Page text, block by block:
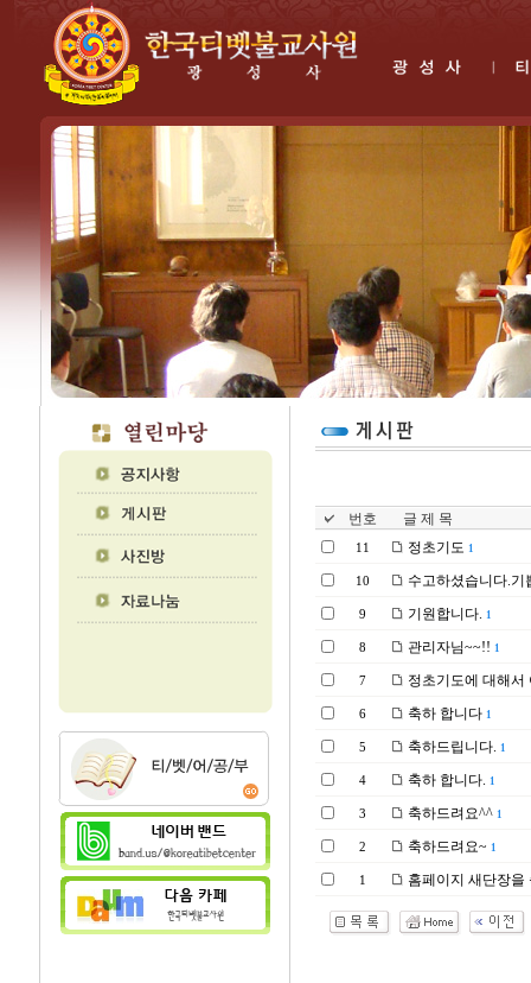
번호 글 제 목
11 정초기도 1
10 수고하셨습니다.기
9 기원합니다. 1
8 관리자님~~!! 1
7 정초기도에 대해서
6 축하 합니다 1
5 축하드립니다. 1
4 축하 합니다. 1
3 축하드려요^^ 1
2 축하드려요~ 1
1 홈페이지 새단장을